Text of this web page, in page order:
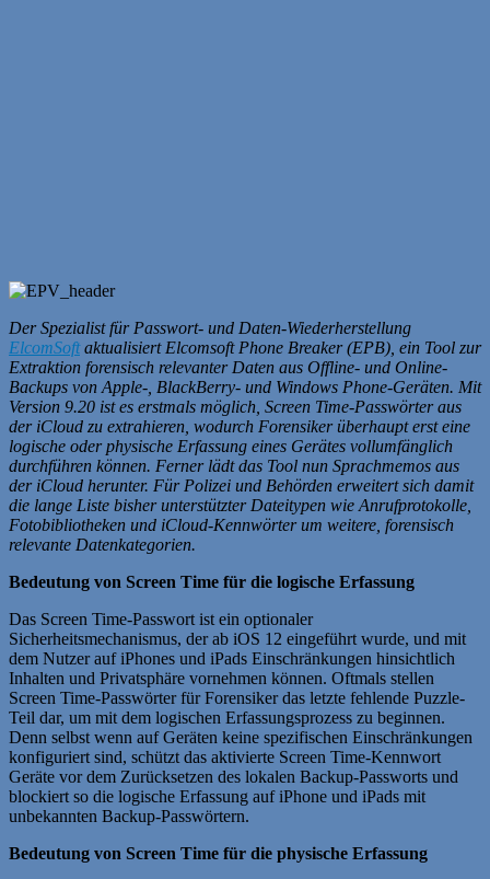
Der Spezialist für Passwort- und Daten-Wiederherstellung
ElcomSoftaktualisiert Elcomsoft Phone Breaker (EPB), ein Tool zur
Extraktion forensisch relevanter Daten aus Offline- und Online-
Backups von Apple-, BlackBerry- und Windows Phone-Geräten. Mit
Version 9.20 ist es erstmals möglich, Screen Time-Passwörter aus
der iCloud zu extrahieren, wodurch Forensiker überhaupt erst eine
logische oder physische Erfassung eines Gerätes vollumfänglich
durchführen können. Ferner lädt das Tool nun Sprachmemos aus
der iCloud herunter. Für Polizei und Behörden erweitert sich damit
die lange Liste bisher unterstützter Dateitypen wie Anrufprotokolle,
Fotobibliotheken und iCloud-Kennwörter um weitere, forensisch
relevante Datenkategorien.
Bedeutung von Screen Time für die logische Erfassung
Das Screen Time-Passwort ist ein optionaler
Sicherheitsmechanismus, der ab iOS 12 eingeführt wurde, und mit
dem Nutzer auf iPhones und iPads Einschränkungen hinsichtlich
Inhalten und Privatsphäre vornehmen können. Oftmals stellen
Screen Time-Passwörter für Forensiker das letzte fehlende Puzzle-
Teil dar, um mit dem logischen Erfassungsprozess zu beginnen.
Denn selbst wenn auf Geräten keine spezifischen Einschränkungen
konfiguriert sind, schützt das aktivierte Screen Time-Kennwort
Geräte vor dem Zurücksetzen des lokalen Backup-Passworts und
blockiert so die logische Erfassung auf iPhone und iPads mit
unbekannten Backup-Passwörtern.
Bedeutung von Screen Time für die physische Erfassung